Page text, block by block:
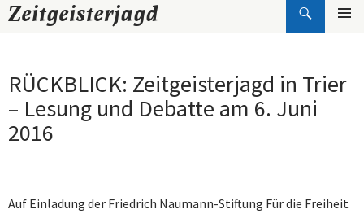
Zeitgeisterjagd
Zum
RÜCKBLICK: Zeitgeisterjagd in Trier
– Lesung und Debatte am 6. Juni
2016
Auf Einladung der Friedrich Naumann-Stiftung Für die Freiheit